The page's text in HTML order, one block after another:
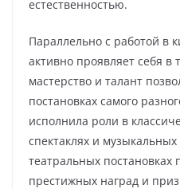
естественностью.
Параллельно с работой в
активно проявляет себя в
мастерство и талант
постановках самого
исполнила роли в
спектаклях и
театральных постановках
престижных наград и